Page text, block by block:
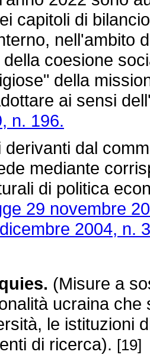
capitoli di
nell'ambito
coesione
della
ai sensi
n. 196.
dal
mediante
di politica
29 novembre
2004, n.
(Misure a
ucraina
le istituzioni
di ricerca). [19]